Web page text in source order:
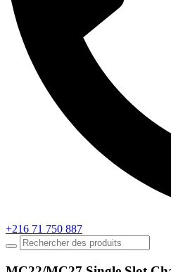
+216 71 750 887